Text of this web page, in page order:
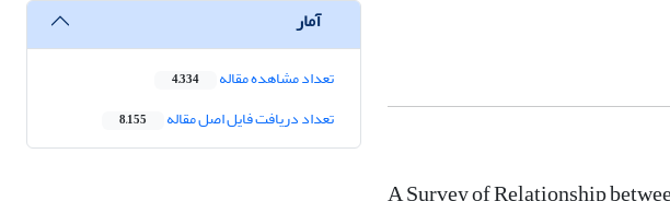
آمار
تعداد مشاهده مقاله 4,334
تعداد دریافت فایل اصل مقاله 8,155